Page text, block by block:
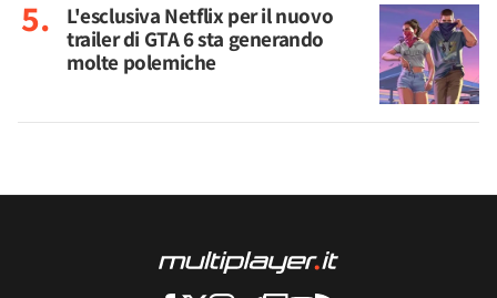
L'esclusiva Netflix per il nuovo
trailer di GTA 6 sta generando
molte polemiche